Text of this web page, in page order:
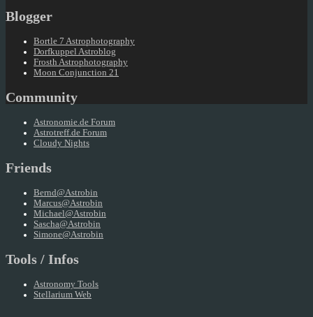
Blogger
Bortle 7 Astrophotography
Dorfkuppel Astroblog
Frosth Astrophotography
Moon Conjunction 21
Community
Astronomie.de Forum
Astrotreff.de Forum
Cloudy Nights
Friends
Bernd@Astrobin
Marcus@Astrobin
Michael@Astrobin
Sascha@Astrobin
Simone@Astrobin
Tools / Infos
Astronomy Tools
Stellarium Web